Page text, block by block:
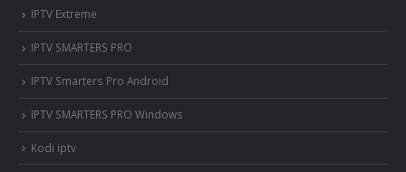
IPTV Extreme
IPTV SMARTERS PRO
IPTV Smarters Pro Android
IPTV SMARTERS PRO Windows
Kodi iptv